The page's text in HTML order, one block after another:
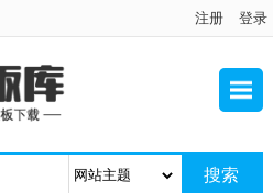
注册 登录